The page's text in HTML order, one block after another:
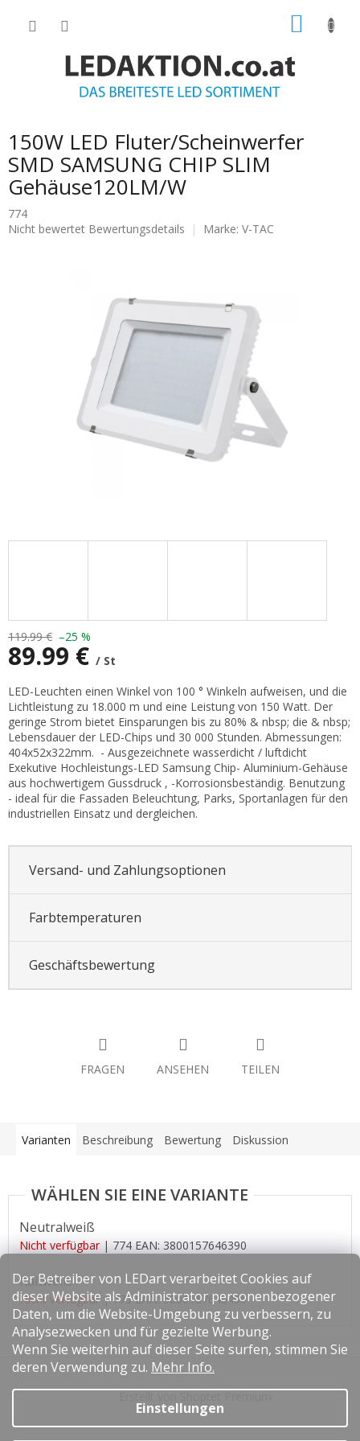
Der Betreiber von LEDart verarbeitet Cookies auf
dieser Website als Administrator personenbezogener
Daten, um die Website-Umgebung zu verbessern, zu
Analysezwecken und für gezielte Werbung.
Wenn Sie weiterhin auf dieser Seite surfen, stimmen Sie
deren Verwendung zu. Mehr Info.
Einstellungen
150W LED Fluter/Scheinwerfer
SMD SAMSUNG CHIP SLIM
Gehäuse120LM/W
774
Die
Nicht bewertet Bewertungsdetails Marke: V-TAC
119.99 € –25 %
89.99 € / St
Verkaufspreis:
LED-Leuchten einen Winkel von 100 ° Winkeln aufweisen, und die
Lichtleistung zu 18.000 m und eine Leistung von 150 Watt. Der
geringe Strom bietet Einsparungen bis zu 80% & nbsp; die & nbsp;
Lebensdauer der LED-Chips und 30 000 Stunden. Abmessungen:
404x52x322mm. - Ausgezeichnete wasserdicht / luftdicht
Exekutive Hochleistungs-LED Samsung Chip- Aluminium-Gehäuse
aus hochwertigem Gussdruck , -Korrosionsbeständig. Benutzung
- ideal für die Fassaden Beleuchtung, Parks, Sportanlagen für den
industriellen Einsatz und dergleichen.
Versand- und Zahlungsoptionen
Farbtemperaturen
Geschäftsbewertung
FRAGEN ANSEHEN TEILEN
Varianten Beschreibung Bewertung Diskussion
Neutralweiß
Nicht verfügbar| 774EAN: 3800157646390
Kaltweiß
Nicht verfügbar | 775EAN: 3800157646406